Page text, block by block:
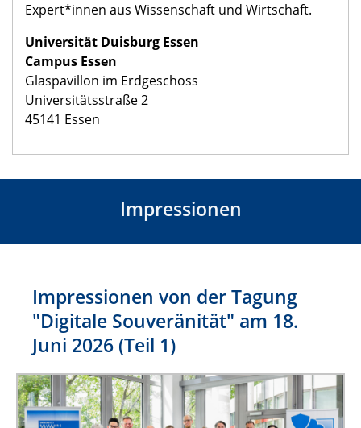
Expert*innen aus Wissenschaft und Wirtschaft.
Universität Duisburg Essen
Campus Essen
Glaspavillon im Erdgeschoss
Universitätsstraße 2
45141 Essen
Impressionen
Impressionen von der Tagung
"Digitale Souveränität" am 18.
Juni 2026 (Teil 1)